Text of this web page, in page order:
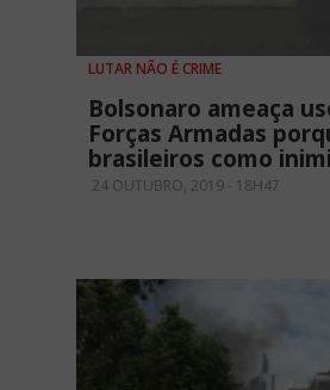
LUTAR NÃO É CRIME
Bolsonaro ameaça
Forças Armadas
brasileiros como
24 OUTUBRO, 2019 - 18H47